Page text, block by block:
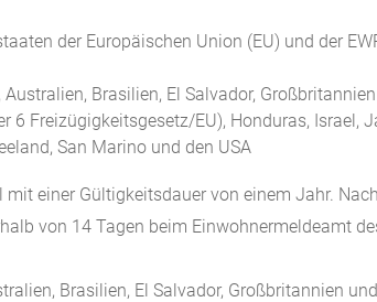
der Europäischen Union (EU) und der
Brasilien, El Salvador,
6 Freizügigkeitsgesetz/EU), Honduras, Israel,
San Marino und den USA
mit einer Gültigkeitsdauer von einem Jahr.
von 14 Tagen beim Einwohnermeldeamt
Brasilien, El Salvador, Großbritannien